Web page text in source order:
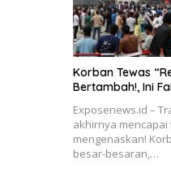
Korban Tewas
Bertambah!, Ini
Exposenews.id –
akhirnya
mengenaskan!
besar-besaran,…